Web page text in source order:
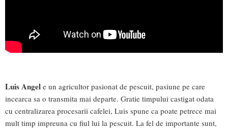
Luis Angel e un agricultor pasionat de pescuit, pasiune pe care
incearca sa o transmita mai departe. Gratie timpului castigat odata
cu centralizarea procesarii cafelei, Luis spune ca poate petrece mai
mult timp impreuna cu fiul lui la pescuit. La fel de importante sunt,